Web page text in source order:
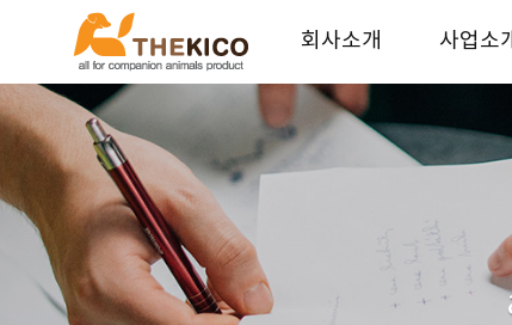
회사소개
더키코 회사소개
사업소
사업안내